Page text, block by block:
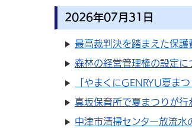
2026年07月31日
最高裁判決を踏まえた保護
森林の経営管理権の設定に
「やまくにGENRYU夏ま
真坂保育所で夏まつりが行
中津市清掃センター放流水